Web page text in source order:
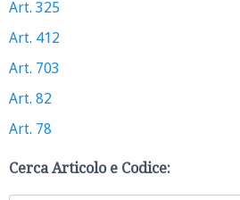
Art. 325
Art. 412
Art. 703
Art. 82
Art. 78
Cerca Articolo e Codice: